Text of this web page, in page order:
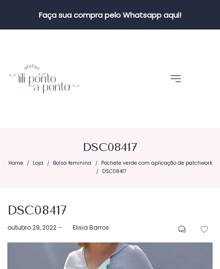
Faça sua compra pelo Whatsapp aqui!
DSC08417
Home / Loja / Bolsa feminina / Pochete verde com aplicação de patchwork
/ DSC08417
DSC08417
Postado
outubro 29, 2022 byElisia Barros